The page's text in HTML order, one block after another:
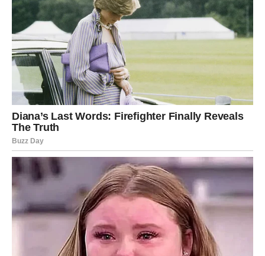
Strelac danas razmišlja o budućnosti. Pitanja „kuda idem“
i „šta želim“ postaju glasna.
U ljubavi, Strelčevi žele slobodu, ali i sigurnost – i danas
shvataju da moraju pronaći balans. Jedan razgovor može
promeniti tok odnosa.
Na poslu, moguće su vesti u vezi sa planovima za naredni
period. Nešto se menja, ali u tvoju korist.
JARAC
Za Jarca, 16. decembar donosi PROMENE.
Ovo je dan u kojem shvataš da više ne možeš da nosiš